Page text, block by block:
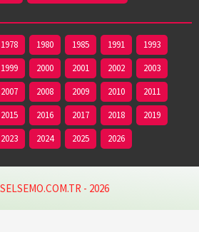
1978 1980 1985 1991
1993
1999 2000 2001 2002
2003
2007 2008 2009 2010
2011
2015 2016 2017 2018
2019
2023 2024 2025 2026
- 2026